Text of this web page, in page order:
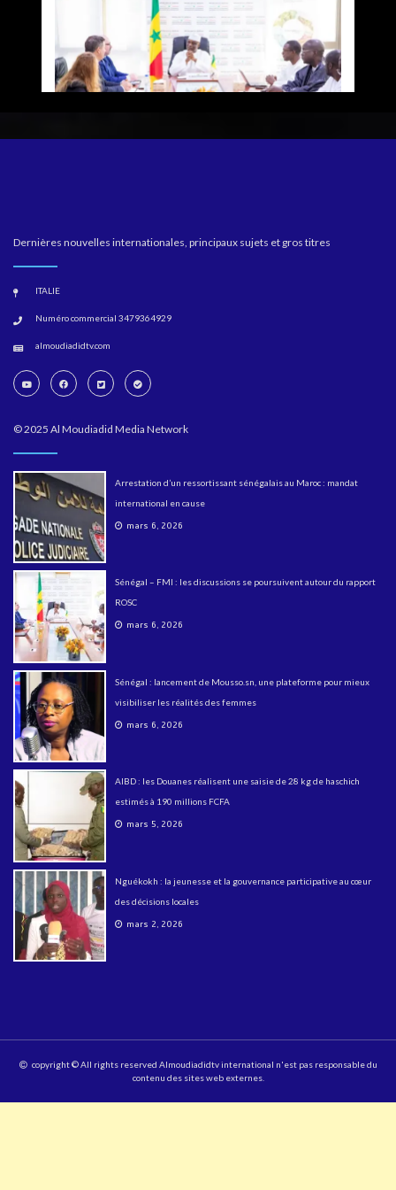
Dernières nouvelles internationales, principaux sujets et gros titres
ITALIE
Numéro commercial 3479364929
almoudiadidtv.com
© 2025 Al Moudiadid Media Network
Arrestation d’un ressortissant sénégalais au Maroc : mandat
international en cause
mars 6, 2026
Sénégal – FMI : les discussions se poursuivent autour du rapport
ROSC
mars 6, 2026
Sénégal : lancement de Mousso.sn, une plateforme pour mieux
visibiliser les réalités des femmes
mars 6, 2026
AIBD : les Douanes réalisent une saisie de 28 kg de haschich
estimés à 190 millions FCFA
mars 5, 2026
Nguékokh : la jeunesse et la gouvernance participative au cœur
des décisions locales
mars 2, 2026
copyright © All rights reserved Almoudiadidtv international n'est pas responsable du
contenu des sites web externes.